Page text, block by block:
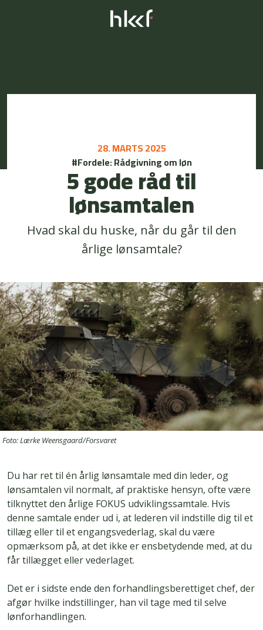
28. MARTS 2025
#Fordele: Rådgivning om løn
5 gode råd til
lønsamtalen
Hvad skal du huske, når du går til den
årlige lønsamtale?
Foto: Lærke Weensgaard/Forsvaret
Du har ret til én årlig lønsamtale med din leder, og
lønsamtalen vil normalt, af praktiske hensyn, ofte være
tilknyttet den årlige FOKUS udviklingssamtale. Hvis
denne samtale ender ud i, at lederen vil indstille dig til et
tillæg eller til et engangsvederlag, skal du være
opmærksom på, at det ikke er ensbetydende med, at du
får tillægget eller vederlaget.
Det er i sidste ende den forhandlingsberettiget chef, der
afgør hvilke indstillinger, han vil tage med til selve
lønforhandlingen.